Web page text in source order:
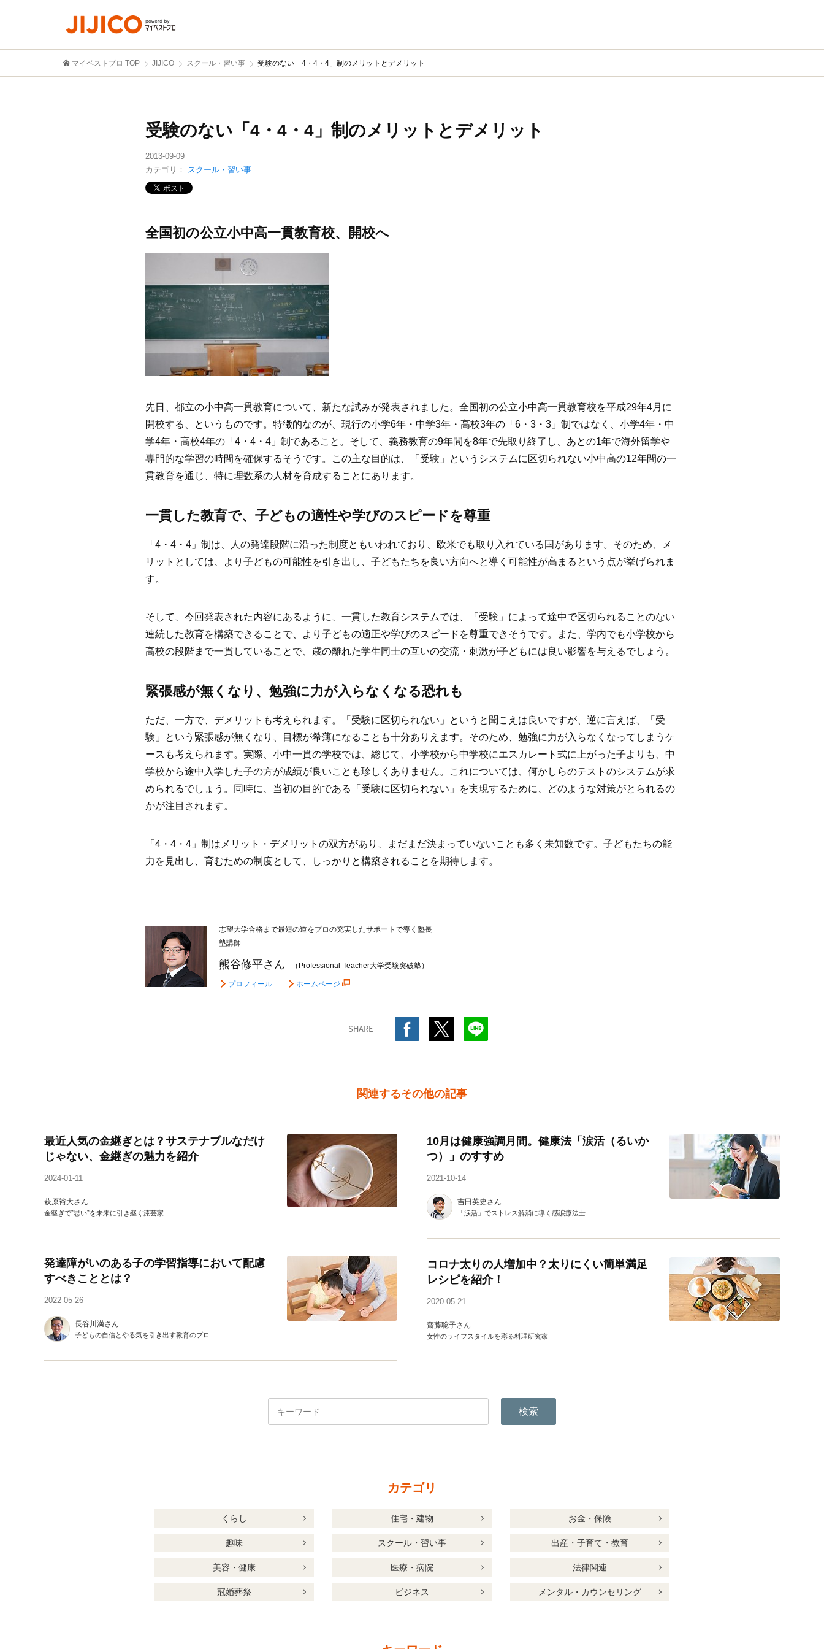
マイベストプロ TOP JIJICO スクール・習い事 受験のない「4・4・4」制のメリットとデメリット
受験のない「4・4・4」制のメリットとデメリット
2013-09-09
カテゴリ：
スクール・習い事
全国初の公立小中高一貫教育校、開校へ
先日、都立の小中高一貫教育について、新たな試みが発表されました。全国初の公立小中高一貫教育校を平成29年4月に
開校する、というものです。特徴的なのが、現行の小学6年・中学3年・高校3年の「6・3・3」制ではなく、小学4年・中
学4年・高校4年の「4・4・4」制であること。そして、義務教育の9年間を8年で先取り終了し、あとの1年で海外留学や
専門的な学習の時間を確保するそうです。この主な目的は、「受験」というシステムに区切られない小中高の12年間の一
貫教育を通じ、特に理数系の人材を育成することにあります。
一貫した教育で、子どもの適性や学びのスピードを尊重
「4・4・4」制は、人の発達段階に沿った制度ともいわれており、欧米でも取り入れている国があります。そのため、メ
リットとしては、より子どもの可能性を引き出し、子どもたちを良い方向へと導く可能性が高まるという点が挙げられま
す。
そして、今回発表された内容にあるように、一貫した教育システムでは、「受験」によって途中で区切られることのない
連続した教育を構築できることで、より子どもの適正や学びのスピードを尊重できそうです。また、学内でも小学校から
高校の段階まで一貫していることで、歳の離れた学生同士の互いの交流・刺激が子どもには良い影響を与えるでしょう。
緊張感が無くなり、勉強に力が入らなくなる恐れも
ただ、一方で、デメリットも考えられます。「受験に区切られない」というと聞こえは良いですが、逆に言えば、「受
験」という緊張感が無くなり、目標が希薄になることも十分ありえます。そのため、勉強に力が入らなくなってしまうケ
ースも考えられます。実際、小中一貫の学校では、総じて、小学校から中学校にエスカレート式に上がった子よりも、中
学校から途中入学した子の方が成績が良いことも珍しくありません。これについては、何かしらのテストのシステムが求
められるでしょう。同時に、当初の目的である「受験に区切られない」を実現するために、どのような対策がとられるの
かが注目されます。
「4・4・4」制はメリット・デメリットの双方があり、まだまだ決まっていないことも多く未知数です。子どもたちの能
力を見出し、育むための制度として、しっかりと構築されることを期待します。
志望大学合格まで最短の道をプロの充実したサポートで導く塾長
塾講師
熊谷修平さん （Professional-Teacher大学受験突破塾）
プロフィール ホームページ
SHARE
関連するその他の記事
最近人気の金継ぎとは？サステナブルなだけ
じゃない、金継ぎの魅力を紹介
2024-01-11
萩原裕大さん
金継ぎで”思い”を未来に引き継ぐ漆芸家
発達障がいのある子の学習指導において配慮
すべきこととは？
2022-05-26
長谷川満さん
子どもの自信とやる気を引き出す教育のプロ
10月は健康強調月間。健康法「涙活（るいか
つ）」のすすめ
2021-10-14
吉田英史さん
「涙活」でストレス解消に導く感涙療法士
コロナ太りの人増加中？太りにくい簡単満足
レシピを紹介！
2020-05-21
齋藤聡子さん
女性のライフスタイルを彩る料理研究家
検索
カテゴリ
くらし 住宅・建物 お金・保険
趣味 スクール・習い事 出産・子育て・教育
美容・健康 医療・病院 法律関連
冠婚葬祭 ビジネス メンタル・カウンセリング